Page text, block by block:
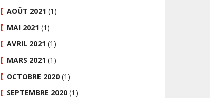
AOÛT 2021 (1)
MAI 2021 (1)
AVRIL 2021 (1)
MARS 2021 (1)
OCTOBRE 2020 (1)
SEPTEMBRE 2020 (1)